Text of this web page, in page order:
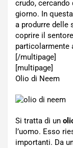
crudo, cercando
giorno. In
a produrre delle
coprire il
particolarmente
[/multipage]
[multipage]
Olio di Neem
Si tratta di un
l’uomo. Esso
importanti. Da